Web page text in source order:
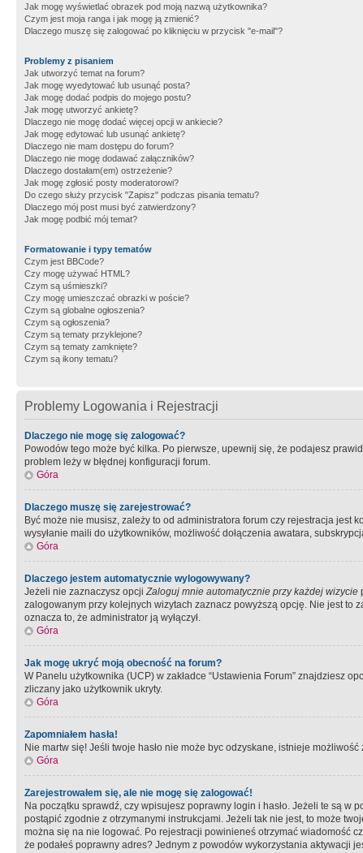
Jak mogę wyświetlać obrazek pod moją nazwą użytkownika?
Czym jest moja ranga i jak mogę ją zmienić?
Dlaczego muszę się zalogować po kliknięciu w przycisk "e-mail"?
Problemy z pisaniem
Jak utworzyć temat na forum?
Jak mogę wyedytować lub usunąć posta?
Jak mogę dodać podpis do mojego postu?
Jak mogę utworzyć ankietę?
Dlaczego nie mogę dodać więcej opcji w ankiecie?
Jak mogę edytować lub usunąć ankietę?
Dlaczego nie mam dostępu do forum?
Dlaczego nie mogę dodawać załączników?
Dlaczego dostałam(em) ostrzeżenie?
Jak mogę zgłosić posty moderatorowi?
Do czego służy przycisk "Zapisz" podczas pisania tematu?
Dlaczego mój post musi być zatwierdzony?
Jak mogę podbić mój temat?
Formatowanie i typy tematów
Czym jest BBCode?
Czy mogę używać HTML?
Czym są uśmieszki?
Czy mogę umieszczać obrazki w poście?
Czym są globalne ogłoszenia?
Czym są ogłoszenia?
Czym są tematy przyklejone?
Czym są tematy zamknięte?
Czym są ikony tematu?
Problemy Logowania i Rejestracji
Dlaczego nie mogę się zalogować?
Powodów tego może być kilka. Po pierwsze, upewnij się, że podajesz
problem leży w błędnej konfiguracji forum.
Góra
Dlaczego muszę się zarejestrować?
Być może nie musisz, zależy to od administratora forum czy rejestracja
wysyłanie maili do użytkowników, możliwość dołączenia awatara,
Góra
Dlaczego jestem automatycznie wylogowywany?
Jeżeli nie zaznaczysz opcjiZaloguj mnie automatycznie przy każdej wizycie
zalogowanym przy kolejnych wizytach zaznacz powyższą opcję. Nie jest
oznacza to, że administrator ją wyłączył.
Góra
Jak mogę ukryć moją obecność na forum?
W Panelu użytkownika (UCP) w zakładce “Ustawienia Forum” znajdziesz
zliczany jako użytkownik ukryty.
Góra
Zapomniałem hasła!
Nie martw się! Jeśli twoje hasło nie może byc odzyskane, istnieje
Góra
Zarejestrowałem się, ale nie mogę się zalogować!
Na początku sprawdź, czy wpisujesz poprawny login i hasło. Jeżeli te są w
postąpić zgodnie z otrzymanymi instrukcjami. Jeżeli tak nie jest, to może
można się na nie logować. Po rejestracji powinieneś otrzymać wiadomość
że podałeś poprawny adres? Jednym z powodów wykorzystania aktywacji